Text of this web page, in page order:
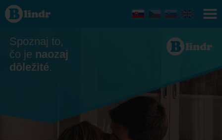
Zoznamka
Jihomoravský
kraj
Spoznaj to,
čo je naozaj
dôležité.